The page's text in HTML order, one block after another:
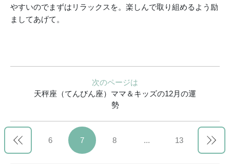
やすいのでまずはリラックスを。楽しんで取り組めるよう励
ましてあげて。
次のページは
天秤座（てんびん座）ママ＆キッズの12月の運
勢
6 7 8 ... 13